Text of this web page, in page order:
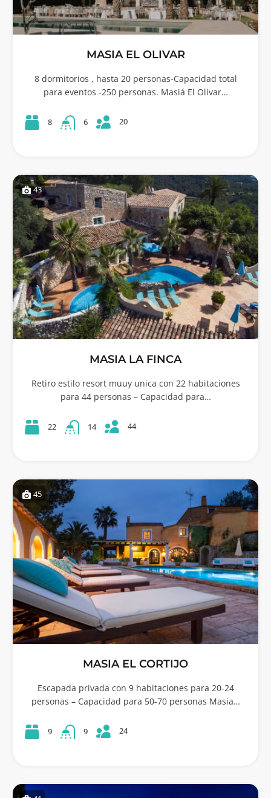
MASIA EL OLIVAR
8 dormitorios , hasta 20 personas-Capacidad total
para eventos -250 personas. Masiá El Olivar…
8 6 20
43
MASIA LA FINCA
Retiro estilo resort muuy unica con 22 habitaciones
para 44 personas – Capacidad para…
22 14 44
45
MASIA EL CORTIJO
Escapada privada con 9 habitaciones para 20-24
personas – Capacidad para 50-70 personas Masia…
9 9 24